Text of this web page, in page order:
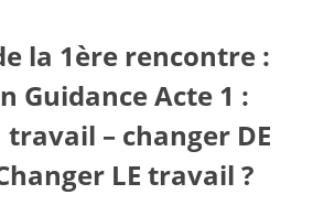
la 1ère rencontre :
Guidance Acte 1 :
travail – changer DE
LE travail ?